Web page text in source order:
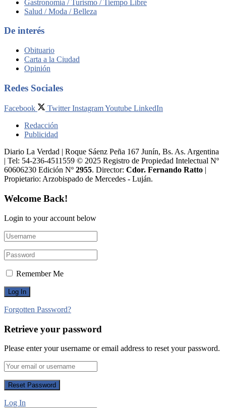
Gastronomía / Turismo / Tiempo Libre
Salud / Moda / Belleza
De interés
Obituario
Carta a la Ciudad
Opinión
Redes Sociales
Facebook Twitter InstagramYoutube LinkedIn
Redacción
Publicidad
Diario La Verdad | Roque Sáenz Peña 167 Junín, Bs. As. Argentina
| Tel: 54-236-4511559 © 2025 Registro de Propiedad Intelectual Nº
60606230 Edición Nº 2955. Director:​ Cdor. Fernando Ratto |
Propietario:​ Arzobispado de Mercedes - Luján.
Welcome Back!
Login to your account below
Remember Me
Forgotten Password?
Retrieve your password
Please enter your username or email address to reset your password.
Log In